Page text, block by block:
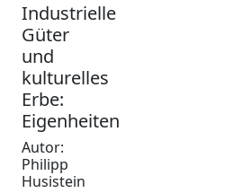
Industrielle
Güter
und
kulturelles
Erbe:
Eigenheiten
Autor:
Philipp
Husistein